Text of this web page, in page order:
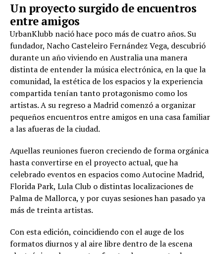
Un proyecto surgido de encuentros
entre amigos
UrbanKlubb nació hace poco más de cuatro años. Su
fundador, Nacho Casteleiro Fernández Vega, descubrió
durante un año viviendo en Australia una manera
distinta de entender la música electrónica, en la que la
comunidad, la estética de los espacios y la experiencia
compartida tenían tanto protagonismo como los
artistas. A su regreso a Madrid comenzó a organizar
pequeños encuentros entre amigos en una casa familiar
a las afueras de la ciudad.
Aquellas reuniones fueron creciendo de forma orgánica
hasta convertirse en el proyecto actual, que ha
celebrado eventos en espacios como Autocine Madrid,
Florida Park, Lula Club o distintas localizaciones de
Palma de Mallorca, y por cuyas sesiones han pasado ya
más de treinta artistas.
Con esta edición, coincidiendo con el auge de los
formatos diurnos y al aire libre dentro de la escena